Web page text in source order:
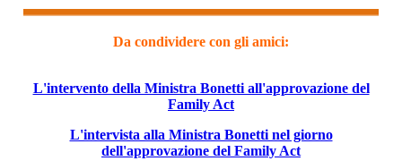
Da condividere con gli amici:
L'intervento della Ministra Bonetti all'approvazione del
Family Act
L'intervista alla Ministra Bonetti nel giorno
dell'approvazione del Family Act